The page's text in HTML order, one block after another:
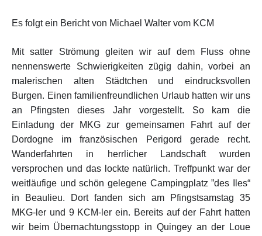
Es folgt ein Bericht von Michael Walter vom KCM
Mit satter Strömung gleiten wir auf dem Fluss ohne
nennenswerte Schwierigkeiten zügig dahin, vorbei an
malerischen alten Städtchen und eindrucksvollen
Burgen. Einen familienfreundlichen Urlaub hatten wir uns
an Pfingsten dieses Jahr vorgestellt. So kam die
Einladung der MKG zur gemeinsamen Fahrt auf der
Dordogne im französischen Perigord gerade recht.
Wanderfahrten in herrlicher Landschaft wurden
versprochen und das lockte natürlich. Treffpunkt war der
weitläufige und schön gelegene Campingplatz ”des Iles“
in Beaulieu. Dort fanden sich am Pfingstsamstag 35
MKG-ler und 9 KCM-ler ein. Bereits auf der Fahrt hatten
wir beim Übernachtungsstopp in Quingey an der Loue